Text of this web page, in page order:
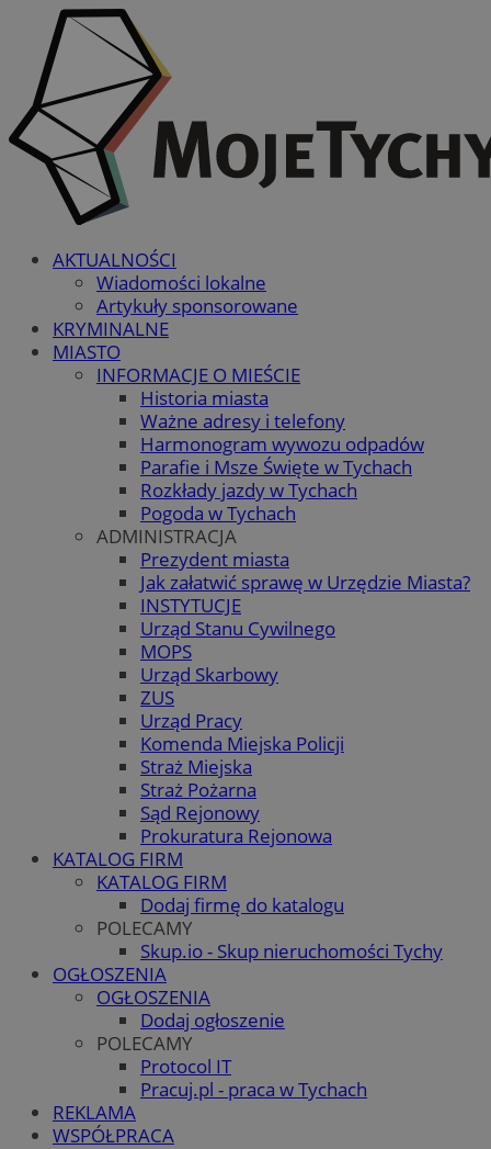
AKTUALNOŚCI
Wiadomości lokalne
Artykuły sponsorowane
KRYMINALNE
MIASTO
INFORMACJE O MIEŚCIE
Historia miasta
Ważne adresy i telefony
Harmonogram wywozu odpadów
Parafie i Msze Święte w Tychach
Rozkłady jazdy w Tychach
Pogoda w Tychach
ADMINISTRACJA
Prezydent miasta
Jak załatwić sprawę w Urzędzie Miasta?
INSTYTUCJE
Urząd Stanu Cywilnego
MOPS
Urząd Skarbowy
ZUS
Urząd Pracy
Komenda Miejska Policji
Straż Miejska
Straż Pożarna
Sąd Rejonowy
Prokuratura Rejonowa
KATALOG FIRM
KATALOG FIRM
Dodaj firmę do katalogu
POLECAMY
Skup.io - Skup nieruchomości Tychy
OGŁOSZENIA
OGŁOSZENIA
Dodaj ogłoszenie
POLECAMY
Protocol IT
Pracuj.pl - praca w Tychach
REKLAMA
WSPÓŁPRACA